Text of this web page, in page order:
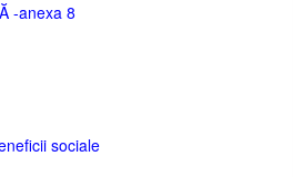
-anexa 8
sociale